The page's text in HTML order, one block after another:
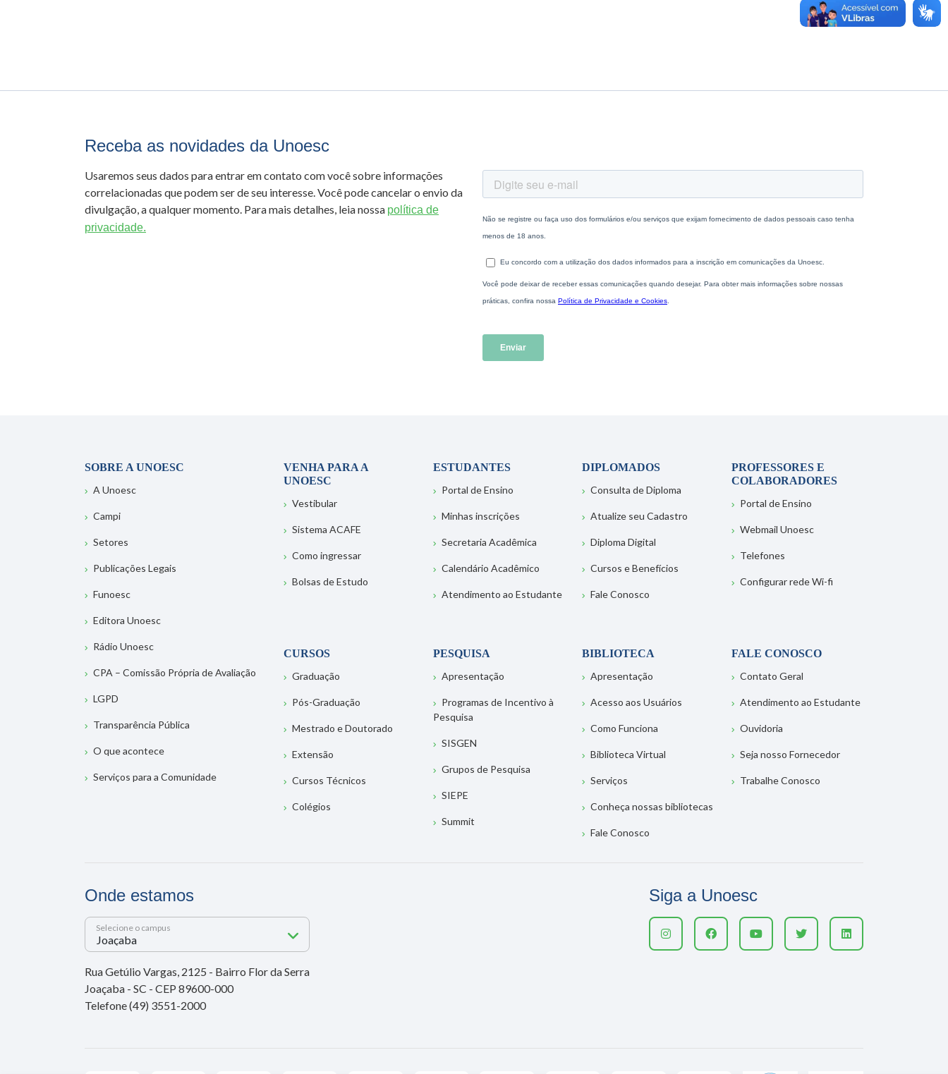
Receba as novidades da Unoesc
Usaremos seus dados para entrar em contato com você sobre informações
correlacionadas que podem ser de seu interesse. Você pode cancelar o envio da
divulgação, a qualquer momento. Para mais detalhes, leia nossa política de
privacidade.
SOBRE A UNOESC
A Unoesc
Campi
Setores
Publicações Legais
Funoesc
Editora Unoesc
Rádio Unoesc
CPA – Comissão Própria de Avaliação
LGPD
Transparência Pública
O que acontece
Serviços para a Comunidade
VENHA PARA A
UNOESC
Vestibular
Sistema ACAFE
Como ingressar
Bolsas de Estudo
ESTUDANTES
Portal de Ensino
Minhas inscrições
Secretaria Acadêmica
Calendário Acadêmico
Atendimento ao Estudante
DIPLOMADOS
Consulta de Diploma
Atualize seu Cadastro
Diploma Digital
Cursos e Benefícios
Fale Conosco
PROFESSORES E
COLABORADORES
Portal de Ensino
Webmail Unoesc
Telefones
Configurar rede Wi-fi
CURSOS
Graduação
Pós-Graduação
Mestrado e Doutorado
Extensão
Cursos Técnicos
Colégios
PESQUISA
Apresentação
Programas de Incentivo à
Pesquisa
SISGEN
Grupos de Pesquisa
SIEPE
Summit
BIBLIOTECA
Apresentação
Acesso aos Usuários
Como Funciona
Biblioteca Virtual
Serviços
Conheça nossas bibliotecas
Fale Conosco
FALE CONOSCO
Contato Geral
Atendimento ao Estudante
Ouvidoria
Seja nosso Fornecedor
Trabalhe Conosco
Onde estamos
Selecione o campus
Rua Getúlio Vargas, 2125 - Bairro Flor da Serra
Joaçaba - SC - CEP 89600-000
Telefone (49) 3551-2000
Siga a Unoesc